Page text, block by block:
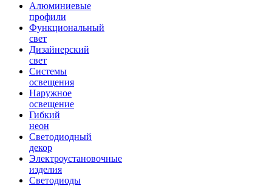
Алюминиевые
профили
Функциональный
свет
Дизайнерский
свет
Системы
освещения
Наружное
освещение
Гибкий
неон
Светодиодный
декор
Электроустановочные
изделия
Светодиоды